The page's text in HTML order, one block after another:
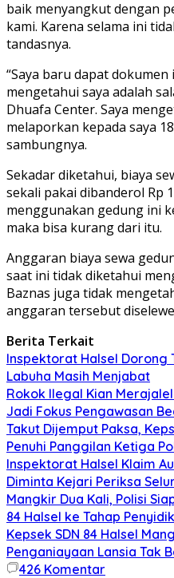
baik menyangkut dengan
kami. Karena selama ini
tandasnya.
“Saya baru dapat
mengetahui saya adalah
Dhuafa Center. Saya
melaporkan kepada saya
sambungnya.
Sekadar diketahui, biaya
sekali pakai dibanderol Rp
menggunakan gedung ini
maka bisa kurang dari itu.
Anggaran biaya sewa
saat ini tidak diketahui
Baznas juga tidak
anggaran tersebut
Berita Terkait
Inspektorat Halsel Dorong
Labuha Masih Menjabat
Rokok Ilegal Kian
Jadi Fokus Pengawasan
Takut Dijemput Paksa,
Penuhi Panggilan Ketiga
Inspektorat Halsel Klaim
Diminta Kejari Periksa
Mangkir Dua Kali, Polisi
84 Halsel ke Tahap
Kepsek SDN 84 Halsel
Penganiayaan Lansia Tak
426 Komentar